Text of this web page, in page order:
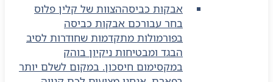
אבקות כביסההצוות של קלין פלוס
בחר עבורכם אבקות כביסה
בפורמולות מתקדמות שחודרות לסיב
הבגד ומבטיחות ניקיון בוהק
במקסימום חיסכון. במקום לשלם יותר